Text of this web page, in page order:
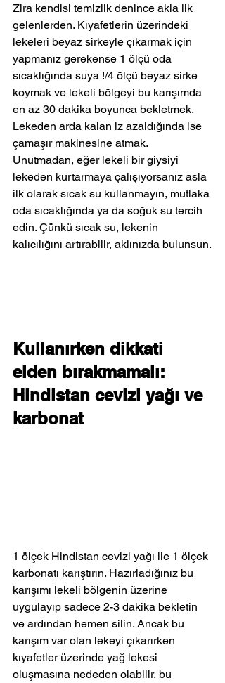
Zira kendisi temizlik denince akla ilk
gelenlerden. Kıyafetlerin üzerindeki
lekeleri beyaz sirkeyle çıkarmak için
yapmanız gerekense 1 ölçü oda
sıcaklığında suya !/4 ölçü beyaz sirke
koymak ve lekeli bölgeyi bu karışımda
en az 30 dakika boyunca bekletmek.
Lekeden arda kalan iz azaldığında ise
çamaşır makinesine atmak.
Unutmadan, eğer lekeli bir giysiyi
lekeden kurtarmaya çalışıyorsanız asla
ilk olarak sıcak su kullanmayın, mutlaka
oda sıcaklığında ya da soğuk su tercih
edin. Çünkü sıcak su, lekenin
kalıcılığını artırabilir, aklınızda bulunsun.
Kullanırken dikkati
elden bırakmamalı:
Hindistan cevizi yağı ve
karbonat
1 ölçek Hindistan cevizi yağı ile 1 ölçek
karbonatı karıştırın. Hazırladığınız bu
karışımı lekeli bölgenin üzerine
uygulayıp sadece 2-3 dakika bekletin
ve ardından hemen silin. Ancak bu
karışım var olan lekeyi çıkarırken
kıyafetler üzerinde yağ lekesi
oluşmasına nededen olabilir, bu